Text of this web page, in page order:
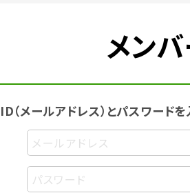
メン
ID（メールアドレス）とパスワードを